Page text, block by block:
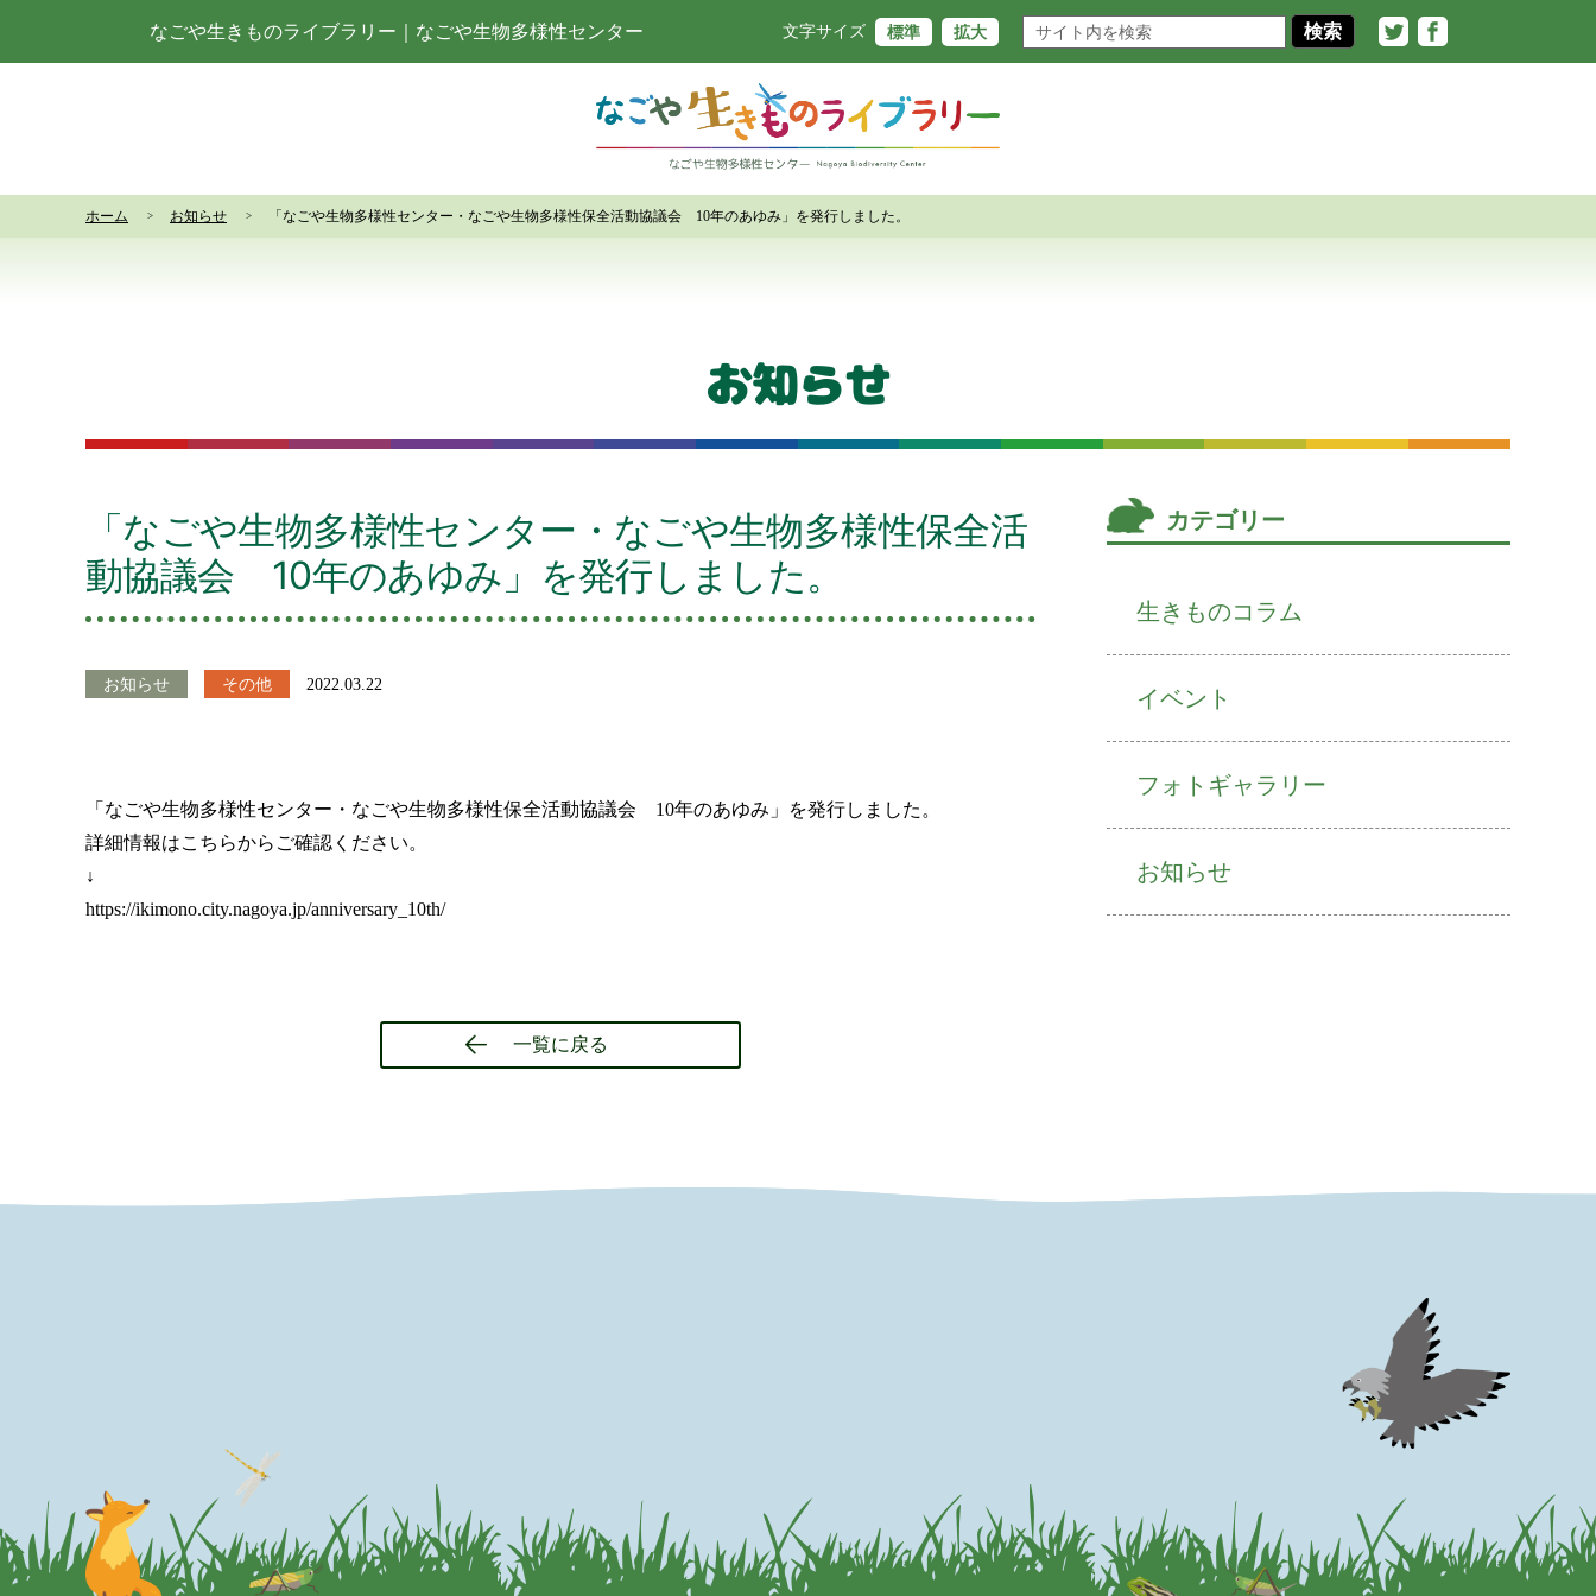
なごや生きものライブラリー なごや生物多様性センター 文字サイズ 標準 拡大 TwitterFacebook
ホーム お知らせ 「なごや生物多様性センター・なごや生物多様性保全活動協議会 10年のあゆみ」を発行しました。
お知らせ
「なごや生物多様性センター・なごや生物多様性保全活
動協議会 10年のあゆみ」を発行しました。
お知らせ その他 2022.03.22
「なごや生物多様性センター・なごや生物多様性保全活動協議会 10年のあゆみ」を発行しました。
詳細情報はこちらからご確認ください。
↓
https://ikimono.city.nagoya.jp/anniversary_10th/
一覧に戻る
カテゴリー
生きものコラム
イベント
フォトギャラリー
お知らせ